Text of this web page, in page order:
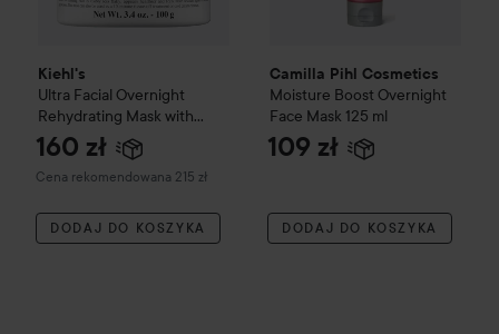
Kiehl's
Ultra Facial Overnight
Rehydrating Mask with
10.5% Squalane - Maska
nawilżająca na noc ze
skwalanem 100 ml
160 zł
Cena rekomendowana 215 zł
Zalecana cena 215 zł
DODAJ DO KOSZYKA
Camilla Pihl Cosmetics
Moisture Boost Overnight
Face Mask 125 ml
109 zł
DODAJ DO KOSZYKA